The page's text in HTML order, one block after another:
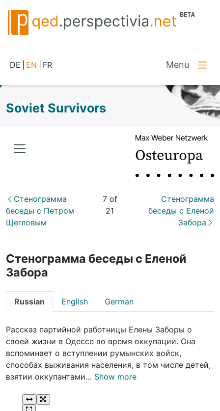
DE EN FR Menu
Soviet Survivors
Стенограмма
беседы с Петром
Щегловым
7 of
21
Стенограмма
беседы с Еленой
Забора
Стенограмма беседы с Еленой
Забора
Russian English German
Рассказ партийной работницы Елены Заборы о
своей жизни в Одессе во время оккупации. Она
вспоминает о вступлении румынских войск,
способах выживания населения, в том числе детей,
взятии оккупантами… Show more